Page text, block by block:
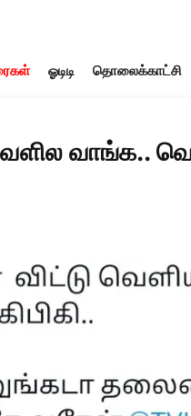
ஓடிடி தொலைக்காட்சி
வாங்க..